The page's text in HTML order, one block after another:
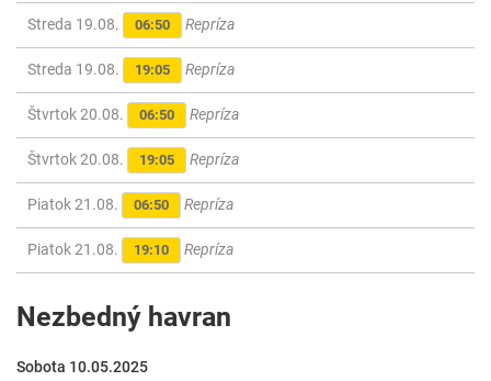
Streda 19.08. 06:50 Repríza
Streda 19.08. 19:05 Repríza
Štvrtok 20.08. 06:50 Repríza
Štvrtok 20.08. 19:05 Repríza
Piatok 21.08. 06:50 Repríza
Piatok 21.08. 19:10 Repríza
Nezbedný havran
Sobota 10.05.2025